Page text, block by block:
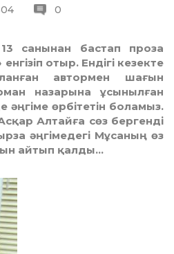
0
санынан бастап проза
отыр. Ендігі кезекте
автормен шағын
назарына ұсынылған
әңгіме өрбітетін боламыз.
Алтайға сөз бергенді
әңгімедегі Мұсаның өз
айтып қалды…